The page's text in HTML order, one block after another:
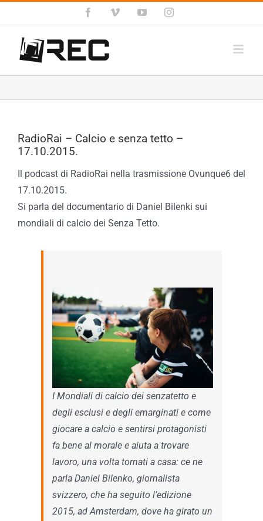
al
contenuto
FacebookVimeo YouTubeInstagram
RadioRai – Calcio e senza tetto –
17.10.2015.
Il podcast di RadioRai nella trasmissione Ovunque6 del
17.10.2015.
Si parla del documentario di Daniel Bilenki sui
mondiali di calcio dei Senza Tetto.
I Mondiali di calcio dei senzatetto e
degli esclusi e degli emarginati e come
giocare a calcio e sentirsi protagonisti
fa bene al morale e aiuta a trovare
lavoro, una volta tornati a casa: ce ne
parla Daniel Bilenko, giornalista
svizzero, che ha seguito l’edizione
2015, ad Amsterdam, dove ha girato un